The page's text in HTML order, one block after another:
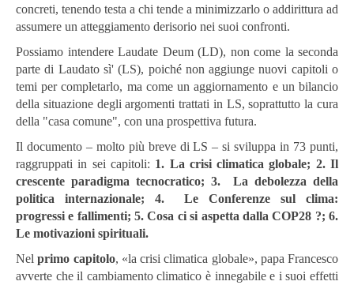
concreti, tenendo testa a chi tende a minimizzarlo o addirittura ad
assumere un atteggiamento derisorio nei suoi confronti.
Possiamo intendere Laudate Deum (LD), non come la seconda
parte di Laudato sì' (LS), poiché non aggiunge nuovi capitoli o
temi per completarlo, ma come un aggiornamento e un bilancio
della situazione degli argomenti trattati in LS, soprattutto la cura
della "casa comune", con una prospettiva futura.
Il documento – molto più breve di LS – si sviluppa in 73 punti,
raggruppati in sei capitoli: 1. La crisi climatica globale; 2. Il
crescente paradigma tecnocratico; 3.
La debolezza della
politica internazionale; 4.
Le Conferenze sul clima:
progressi e fallimenti; 5. Cosa ci si aspetta dalla COP28 ?; 6.
Le motivazioni spirituali.
Nelprimo capitolo, «la crisi climatica globale», papa Francesco
avverte che il cambiamento climatico è innegabile e i suoi effetti